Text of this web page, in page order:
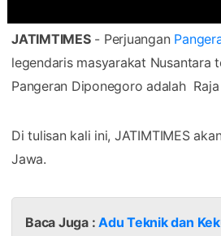
JATIMTIMES- Perjuangan
legendaris masyarakat Nusantara
Pangeran Diponegoro adalah
Di tulisan kali ini, JATIMTIMES
Jawa.
Baca Juga :Adu Teknik dan